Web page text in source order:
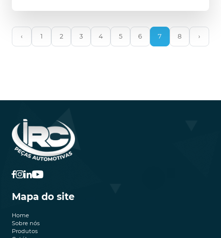
‹ 1 2 3 4 5 6 7 8 ›
Mapa do site
Home
Sobre nós
Produtos